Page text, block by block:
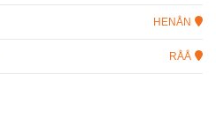
HENÅN
RÅÅ